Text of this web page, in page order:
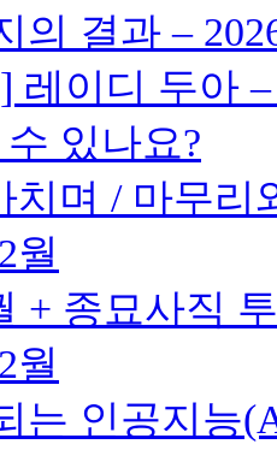
의 결과 –
레이디 두아
있나요?
치며 / 마무리
월
+ 종묘사직
월
는 인공지능